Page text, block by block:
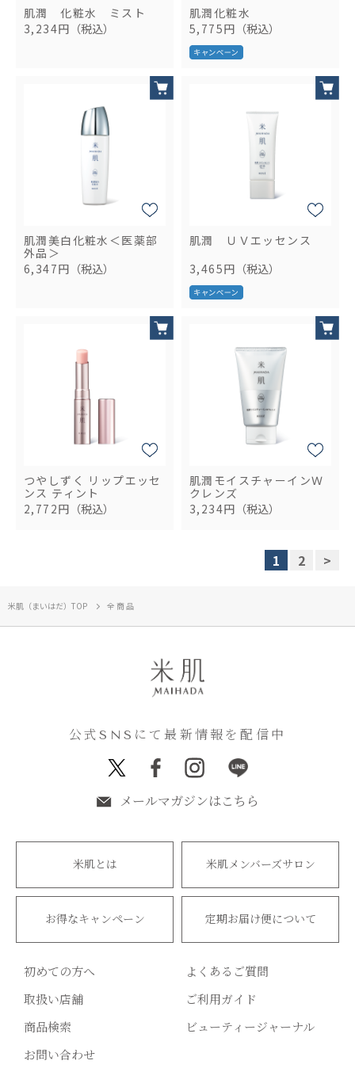
肌潤 化粧水 ミスト
3,234円 （税込）
肌潤化粧水
5,775円 （税込）
肌潤美白化粧水＜医薬部
外品＞
6,347円 （税込）
肌潤 ＵＶエッセンス
3,465円 （税込）
つやしずく リップエッセ
ンス ティント
2,772円 （税込）
肌潤モイスチャーインＷ
クレンズ
3,234円 （税込）
1 2 >
米肌（まいはだ）TOP 全商品
公式SNSにて最新情報を配信中
メールマガジンはこちら
米肌とは 米肌メンバーズサロン
お得なキャンペーン 定期お届け便について
初めての方へ
よくあるご質問
取扱い店舗
ご利用ガイド
商品検索
ビューティージャーナル
お問い合わせ